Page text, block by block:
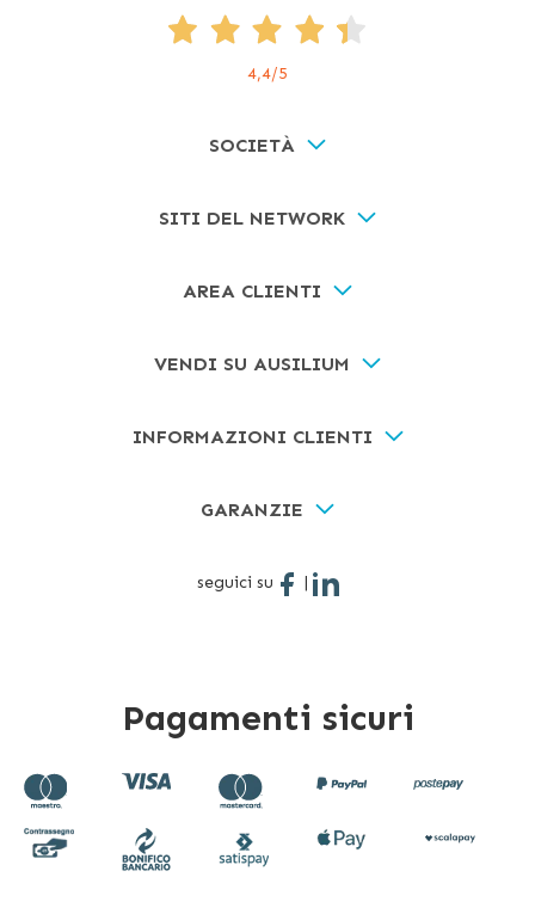
4,4/5
SOCIETÀ
SITI DEL NETWORK
AREA CLIENTI
VENDI SU AUSILIUM
INFORMAZIONI CLIENTI
GARANZIE
seguici su |
Pagamenti sicuri